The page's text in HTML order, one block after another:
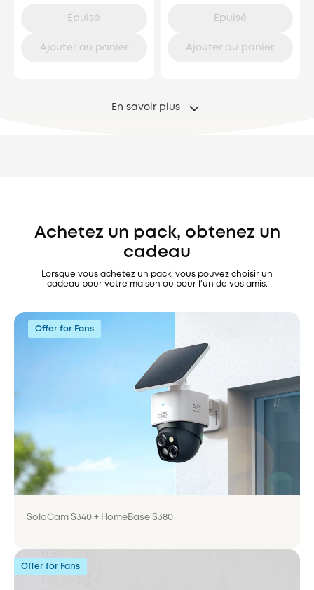
Épuisé
Ajouter au panier
Épuisé
Ajouter au panier
En savoir plus
Achetez un pack, obtenez un
cadeau
Lorsque vous achetez un pack, vous pouvez choisir un
cadeau pour votre maison ou pour l'un de vos amis.
Offer for Fans
SoloCam S340 + HomeBase S380
Offer for Fans